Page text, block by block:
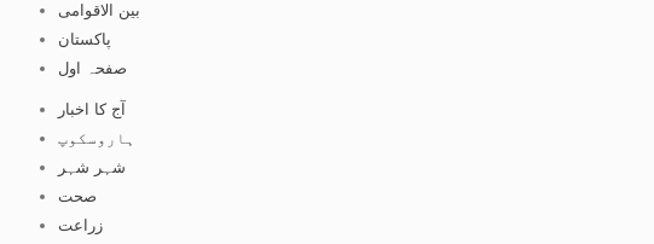
بین الاقوامی
پاکستان
صفحہ اول
آج کا اخبار
ہاروسکوپ
شہر شہر
صحت
زراعت